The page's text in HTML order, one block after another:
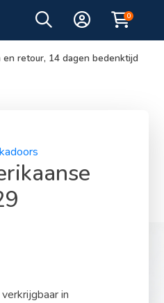
0
en retour, 14 dagen bedenktijd
in